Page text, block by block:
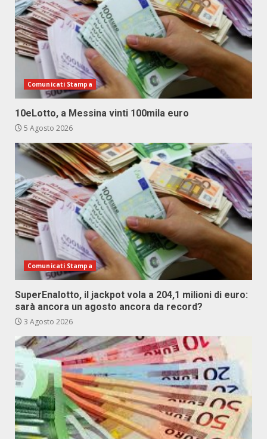
Comunicati Stampa
10eLotto, a Messina vinti 100mila euro
5 Agosto 2026
Comunicati Stampa
SuperEnalotto, il jackpot vola a 204,1 milioni di euro:
sarà ancora un agosto ancora da record?
3 Agosto 2026